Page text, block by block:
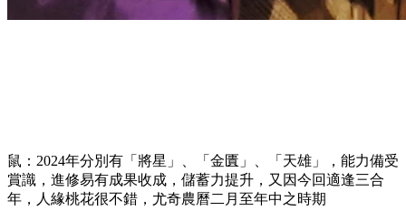
鼠：2024年分別有「將星」、「金匱」、「天雄」，能力備受
賞識，進修易有成果收成，儲蓄力提升，又因今回適逢三合
年，人緣桃花很不錯，尤奇農曆二月至年中之時期